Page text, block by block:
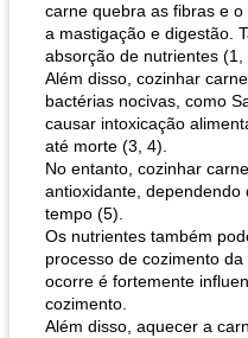
carne quebra as fibras e
a mastigação e digestão.
absorção de nutrientes (1,
Além disso, cozinhar
bactérias nocivas, como
causar intoxicação
até morte (3, 4).
No entanto, cozinhar
antioxidante,
tempo (5).
Os nutrientes também
processo de cozimento
ocorre é fortemente
cozimento.
Além disso, aquecer a